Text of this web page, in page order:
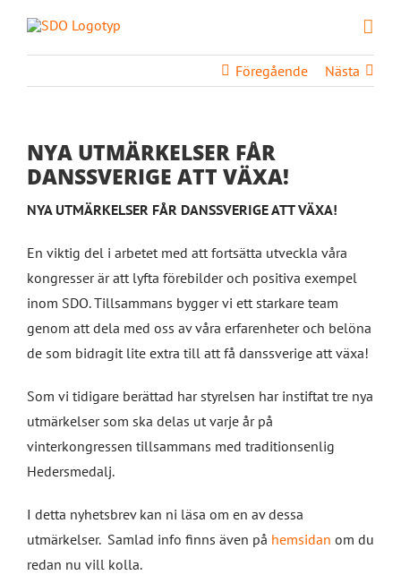
Föregående Nästa
NYA UTMÄRKELSER FÅR
DANSSVERIGE ATT VÄXA!
NYA UTMÄRKELSER FÅR DANSSVERIGE ATT VÄXA!
En viktig del i arbetet med att fortsätta utveckla våra
kongresser är att lyfta förebilder och positiva exempel
inom SDO. Tillsammans bygger vi ett starkare team
genom att dela med oss av våra erfarenheter och belöna
de som bidragit lite extra till att få danssverige att växa!
Som vi tidigare berättad har styrelsen har instiftat tre nya
utmärkelser som ska delas ut varje år på
vinterkongressen tillsammans med traditionsenlig
Hedersmedalj.
I detta nyhetsbrev kan ni läsa om en av dessa
utmärkelser. Samlad info finns även på hemsidan om du
redan nu vill kolla.